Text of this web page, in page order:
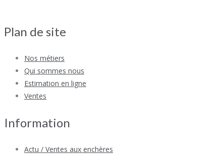
Plan de site
Nos métiers
Qui sommes nous
Estimation en ligne
Ventes
Information
Actu / Ventes aux enchères